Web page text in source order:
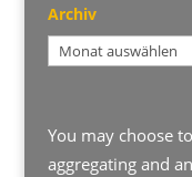
Archiv
Archiv
You may choose
aggregating and